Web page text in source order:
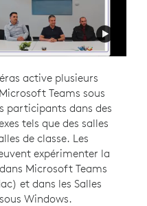
active plusieurs
Teams sous
participants dans des
tels que des salles
de classe. Les
expérimenter la
Microsoft Teams
et dans les Salles
Windows.
pour faciliter une
en créant un
hybride inclusif. Cette
sous Windows offre
la salle leur propre
afin qu’elles aient
vues et entendues
de la réunion.